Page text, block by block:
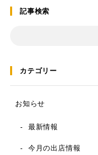
記事検索
カテゴリー
お知らせ
最新情報
今月の出店情報